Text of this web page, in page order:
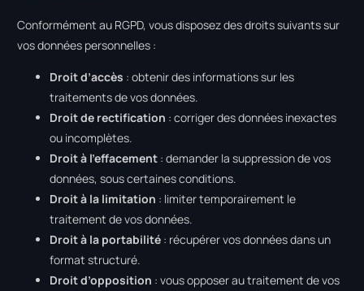
Conformément au RGPD, vous disposez des droits suivants sur
vos données personnelles :
Droit d’accès : obtenir des informations sur les
traitements de vos données.
Droit de rectification : corriger des données inexactes
ou incomplètes.
Droit à l’effacement: demander la suppression de vos
données, sous certaines conditions.
Droit à la limitation : limiter temporairement le
traitement de vos données.
Droit à la portabilité: récupérer vos données dans un
format structuré.
Droit d’opposition : vous opposer au traitement de vos